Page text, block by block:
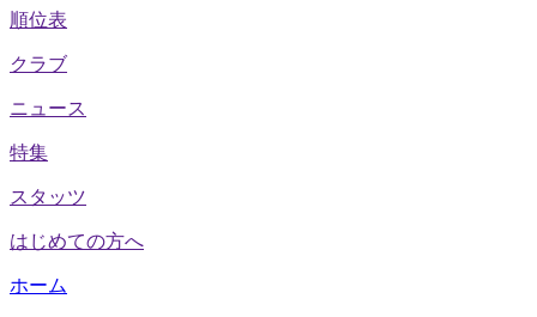
順位表
クラブ
ニュース
特集
スタッツ
はじめての方へ
ホーム